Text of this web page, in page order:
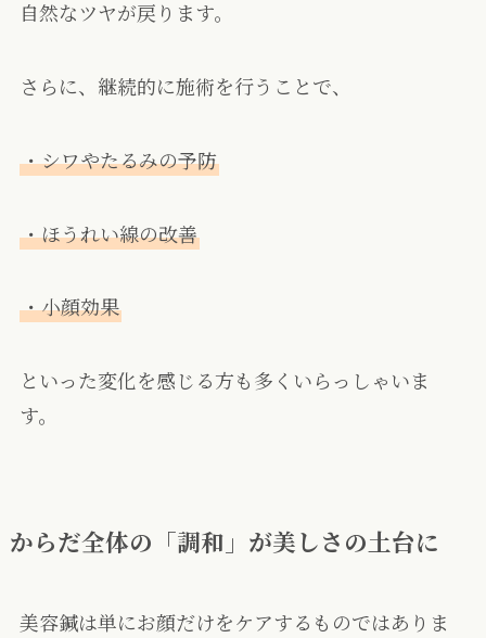
自然なツヤが戻ります。
さらに、継続的に施術を行うことで、
・シワやたるみの予防
・ほうれい線の改善
・小顔効果
といった変化を感じる方も多くいらっしゃいま
す。
からだ全体の「調和」が美しさの土台に
美容鍼は単にお顔だけをケアするものではありま